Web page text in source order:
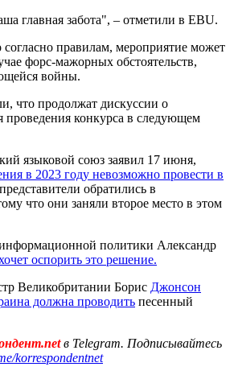
главная забота", – отметили в EBU.
правилам, мероприятие может
форс-мажорных обстоятельств,
войны.
что продолжат дискуссии о
проведения конкурса в следующем
языковой союз заявил 17 июня,
в 2023 году невозможно провести в
обратились в
что они заняли второе место в этом
политики Александр
оспорить это решение.
Великобритании Борис Джонсон
должна проводить песенный
в Telegram. Подписывайтесь
korrespondentnet